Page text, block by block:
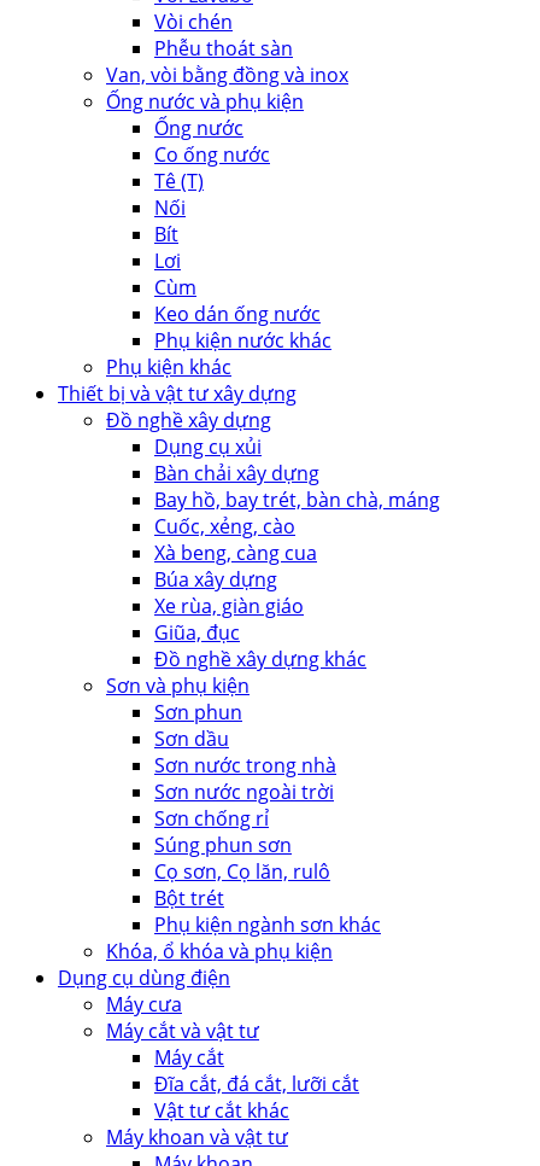
Vòi chén
Phễu thoát sàn
Van, vòi bằng đồng và inox
Ống nước và phụ kiện
Ống nước
Co ống nước
Tê (T)
Nối
Bít
Lơi
Cùm
Keo dán ống nước
Phụ kiện nước khác
Phụ kiện khác
Thiết bị và vật tư xây dựng
Đồ nghề xây dựng
Dụng cụ xủi
Bàn chải xây dựng
Bay hồ, bay trét, bàn chà, máng
Cuốc, xẻng, cào
Xà beng, càng cua
Búa xây dựng
Xe rùa, giàn giáo
Giũa, đục
Đồ nghề xây dựng khác
Sơn và phụ kiện
Sơn phun
Sơn dầu
Sơn nước trong nhà
Sơn nước ngoài trời
Sơn chống rỉ
Súng phun sơn
Cọ sơn, Cọ lăn, rulô
Bột trét
Phụ kiện ngành sơn khác
Khóa, ổ khóa và phụ kiện
Dụng cụ dùng điện
Máy cưa
Máy cắt và vật tư
Máy cắt
Đĩa cắt, đá cắt, lưỡi cắt
Vật tư cắt khác
Máy khoan và vật tư